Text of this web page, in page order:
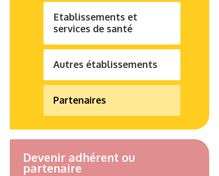
Etablissements et
services de santé
Autres établissements
Partenaires
Devenir adhérent ou
partenaire